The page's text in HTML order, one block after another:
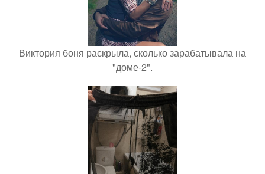
Виктория боня раскрыла, сколько зарабатывала на
"доме-2".